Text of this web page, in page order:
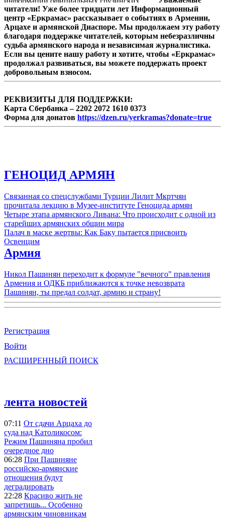
сайтов, их пытались ввезти в Грузию в
ящиках, предназначенных для
строительных материалов. Высокое
качество документов даже поразило
экспертов - их невозможно выявить с
помощью оборудования, установленного на
пограничных пунктах. В расследование
вовлечены службы Интерпола и НАТО.
читатели! Уже более тридцати лет Информационный
центр «Еркрамас» рассказывает о событиях в Армении,
Арцахе и армянской Диаспоре. Мы продолжаем эту работу
благодаря поддержке читателей, которым небезразличны
судьба армянского народа и независимая журналистика.
Если вы цените нашу работу и хотите, чтобы «Еркрамас»
продолжал развиваться, вы можете поддержать проект
добровольным взносом.
РЕКВИЗИТЫ ДЛЯ ПОДДЕРЖКИ:
Карта Сбербанка – 2202 2072 1610 0373
Форма для донатов https://dzen.ru/yerkramas?donate=true
ГЕНОЦИД АРМЯН
Связанная со спецслужбами Турции Лилит Мкртчян
прочитала лекцию в Музее-институте Геноцида армян
Четыре этапа армянского Ливана: Что происходит с одной из
старейших армянских общин мира
Палач в маске жертвы: Как Баку пытается присвоить
Освенцим
Армия
Никол Пашинян переходит к формуле "вечного" правления
Армения и ОДКБ приближаются к точке невозврата
Пашинян, ты предал солдат, армию и страну!
Регистрация
Войти
РАСШИРЕННЫЙ ПОИСК
лента новостей
07:11 От сдачи Арцаха до
суда над Католикосом:
Режим Пашиняна пробил
очередное дно
06:28 При Пашиняне
российско-армянские
отношения будут
деградировать
22:28 Красиво жить не
запретишь... Особенно
армянским чиновникам